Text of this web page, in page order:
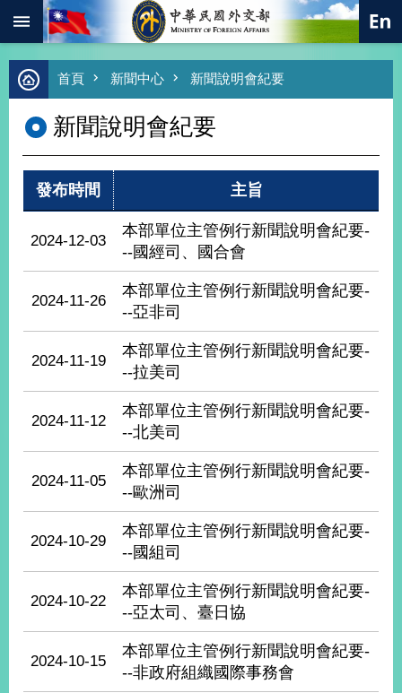
跳到主要內容區塊
進
階
尋
熱
合
交
價
外
經
濟
落
海
護
回
首頁 新聞中心 新聞說明會紀要
新聞說明會紀要
發布時間 主旨
2024-12-03
本部單位主管例行新聞說明會紀要-
--國經司、國合會
2024-11-26
本部單位主管例行新聞說明會紀要-
--亞非司
2024-11-19
本部單位主管例行新聞說明會紀要-
--拉美司
2024-11-12
本部單位主管例行新聞說明會紀要-
--北美司
2024-11-05
本部單位主管例行新聞說明會紀要-
--歐洲司
2024-10-29
本部單位主管例行新聞說明會紀要-
--國組司
2024-10-22
本部單位主管例行新聞說明會紀要-
--亞太司、臺日協
2024-10-15
本部單位主管例行新聞說明會紀要-
--非政府組織國際事務會